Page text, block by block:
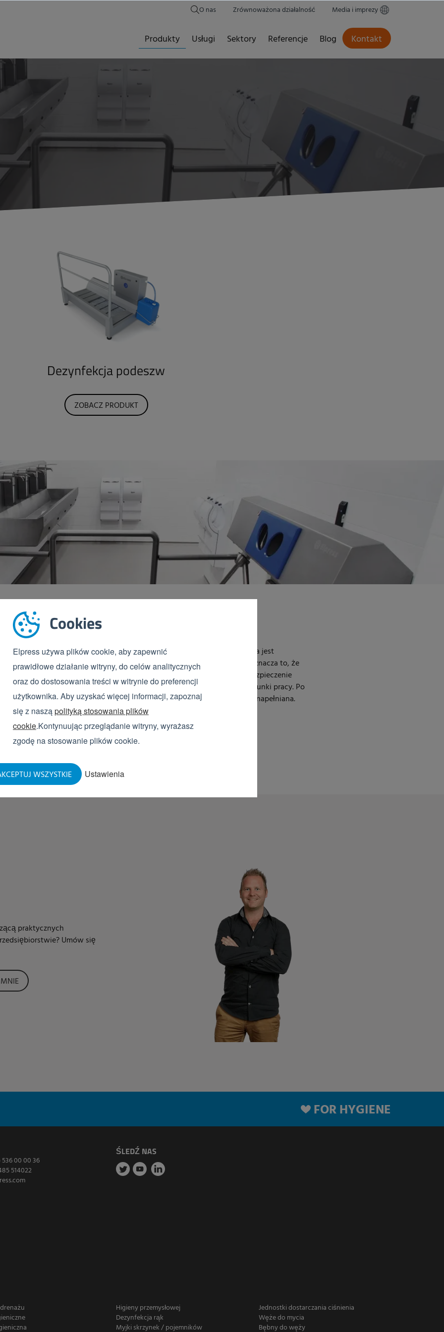
Cookies
Elpress używa plików cookie, aby zapewnić
prawidłowe działanie witryny, do celów analitycznych
oraz do dostosowania treści w witrynie do preferencji
użytkownika. Aby uzyskać więcej informacji, zapoznaj
się z nasząpolityką stosowania plików
cookie.Kontynuując przeglądanie witryny, wyrażasz
zgodę na stosowanie plików cookie.
Ustawienia
WSZYSTKIE
O nas Zrównoważona działalność Media i imprezy
Produkty Usługi Sektory Referencje Blog Kontakt
Dezynfekcja podeszw
ZOBACZ PRODUKT
Dezynfekcja podeszw
DZD to bramka z basenem do dezynfekcji podeszw, która jest
automatycznie napełniana środkiem dezynfekującym. Oznacza to, że
system gwarantuje ciągłość pracy. Bramka posiada zabezpieczenie
przed rozpryskiwaniem cieczy, co zapewnia sterylne warunki pracy. Po
dwudziestu pięciu użyciach, wanna jest automatycznie napełniana.
ZOBACZ PRODUKT
praktycznych
Umów się
FOR HYGIENE
00 00 36
514022
ŚLEDŹ NAS
Higieny przemysłowej
Dezynfekcja rąk
Myjki skrzynek / pojemników
Jednostki dostarczania ciśnienia
Węże do mycia
Bębny do węży